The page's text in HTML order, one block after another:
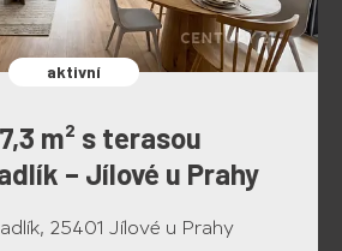
aktivní
m² s terasou
– Jílové u Prahy
25401 Jílové u Prahy